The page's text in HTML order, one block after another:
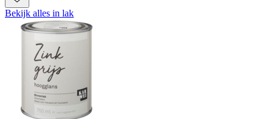
Bekijk alles in lak